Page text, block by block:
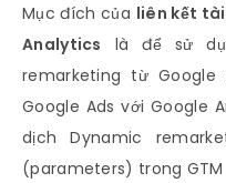
Mục đích của liên kết
Analytics là để sử
remarketing từ Google
Google Ads với Google
dịch Dynamic
(parameters) trong GTM